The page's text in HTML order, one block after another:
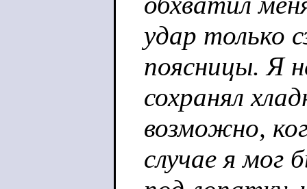
удар только
поясницы. Я
сохранял
возможно,
случае я мог